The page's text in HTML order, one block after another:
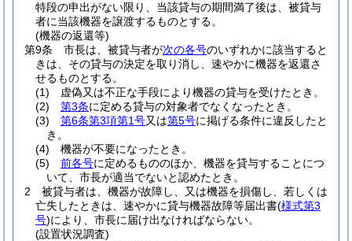
特段の申出がない限り、当該貸与の期間満了後は、被貸与
者に当該機器を譲渡するものとする。
(機器の返還等)
第9条
市長は、被貸与者が次の各号のいずれかに該当すると
きは、その貸与の決定を取り消し、速やかに機器を返還さ
せるものとする。
(1)
虚偽又は不正な手段により機器の貸与を受けたとき。
(2)
第3条に定める貸与の対象者でなくなったとき。
(3)
第6条第3項第1号又は第5号に掲げる条件に違反したと
き。
(4)
機器が不要になったとき。
(5)
前各号に定めるもののほか、機器を貸与することにつ
いて、市長が適当でないと認めたとき。
2
被貸与者は、機器が故障し、又は機器を損傷し、若しくは
亡失したときは、速やかに貸与機器故障等届出書(様式第3
号)により、市長に届け出なければならない。
(設置状況調査)